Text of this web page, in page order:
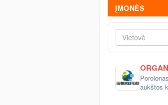
ĮMONĖS
Vietovė
aukštos